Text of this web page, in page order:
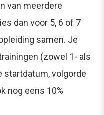
van meerdere
dan voor 5, 6 of 7
samen. Je
(zowel 1- als
startdatum, volgorde
nog eens 10%